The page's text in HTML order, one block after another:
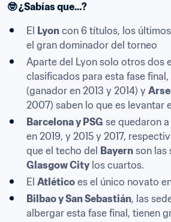
🤓 ¿Sabías que…?
El
Lyon con 6 títulos, los
el gran dominador del torneo
Aparte del Lyon solo otros dos
clasificados para esta fase final,
(ganador en 2013 y 2014) y
2007) saben lo que es levantar
Barcelona y PSG se quedaron
en 2019, y 2015 y 2017,
que el techo del Bayern
Glasgow City los cuartos.
El Atlético es el único novato
Bilbao y San Sebastián, las
albergar esta fase final, tienen